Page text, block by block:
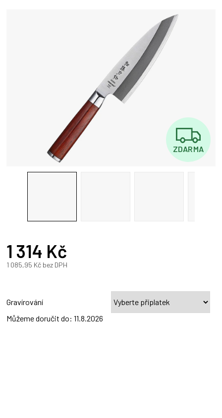
Z
D
ZDARMA
1 314 Kč
1 085,95 Kč bez DPH
Gravírování
Můžeme doručit do: 11.8.2026